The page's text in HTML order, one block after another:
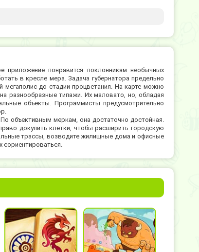
приложение понравится поклонникам необычных
в кресле мера. Задача губернатора предельно
мегаполис до стадии процветания. На карте можно
разнообразные типажи. Их маловато, но, обладая
объекты. Программисты предусмотрительно
объективным меркам, она достаточно достойная.
докупить клетки, чтобы расширить городскую
трассы, возводите жилищные дома и офисные
сориентироваться.